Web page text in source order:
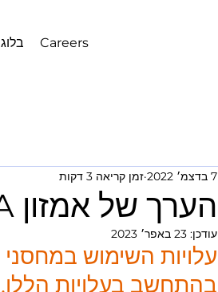
בלוג Careers
הערך של אמזון FBA
7 בדצמ׳ 2022 זמן קריאה 3 דקות
עודכן: 23 באפר׳ 2023
עלויות השימוש במחסני FBA לא זולות.